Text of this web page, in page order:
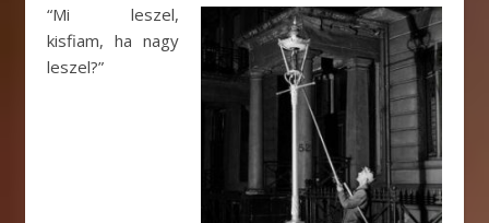
“Mi leszel,
kisfiam, ha nagy
leszel?”